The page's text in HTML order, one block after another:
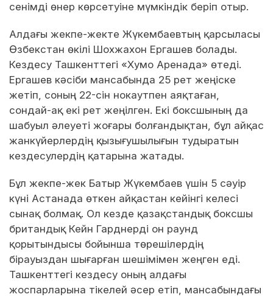
сенімді өнер көрсетуіне мүмкіндік беріп отыр.
Алдағы жекпе-жекте Жүкембаевтың қарсыласы
Өзбекстан өкілі Шохжахон Ергашев болады.
Кездесу Ташкенттегі «Хумо Аренада» өтеді.
Ергашев кәсіби мансабында 25 рет жеңіске
жетіп, соның 22-сін нокаутпен аяқтаған,
сондай-ақ екі рет жеңілген. Екі боксшының да
шабуыл әлеуеті жоғары болғандықтан, бұл айқас
жанкүйерлердің қызығушылығын тудыратын
кездесулердің қатарына жатады.
Бұл жекпе-жек Батыр Жүкембаев үшін 5 сәуір
күні Астанада өткен айқастан кейінгі келесі
сынақ болмақ. Ол кезде қазақстандық боксшы
британдық Кейн Гарднерді он раунд
қорытындысы бойынша төрешілердің
бірауыздан шығарған шешімімен жеңген еді.
Ташкенттегі кездесу оның алдағы
жоспарларына тікелей әсер етіп, мансабындағы